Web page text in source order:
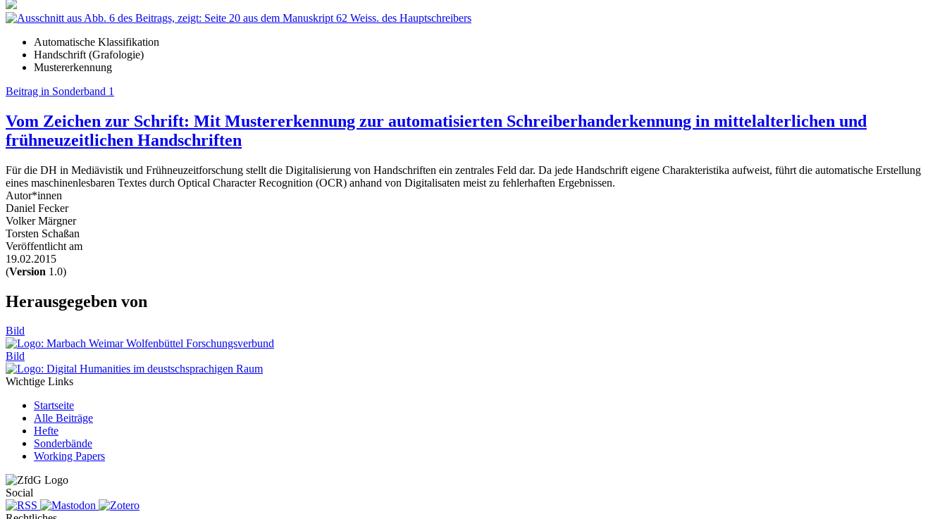
Automatische Klassifikation
Handschrift (Grafologie)
Mustererkennung
Beitrag in Sonderband 1
Vom Zeichen zur Schrift: Mit Mustererkennung zur automatisierten Schreiberhanderkennung in mittelalterlichen und
frühneuzeitlichen Handschriften
Für die DH in Mediävistik und Frühneuzeitforschung stellt die Digitalisierung von Handschriften ein zentrales Feld dar. Da jede Handschrift eigene Charakteristika aufweist, führt die automatische Erstellung
eines maschinenlesbaren Textes durch Optical Character Recognition (OCR) anhand von Digitalisaten meist zu fehlerhaften Ergebnissen.
Autor*innen
Daniel Fecker
Volker Märgner
Torsten Schaßan
Veröffentlicht am
19.02.2015
(Version 1.0)
Herausgegeben von
Bild
Bild
Wichtige Links
Startseite
Alle Beiträge
Hefte
Sonderbände
Working Papers
Social